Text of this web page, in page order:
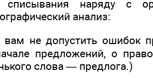
списывания наряду с
анализ:
не допустить ошибок
предложений, о
слова — предлога.)